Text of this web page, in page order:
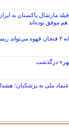
مارشال پاکستان به
هم موفق بوده‌اند
کاهش دهد
درگذشت
ملی به پزشکیان؛